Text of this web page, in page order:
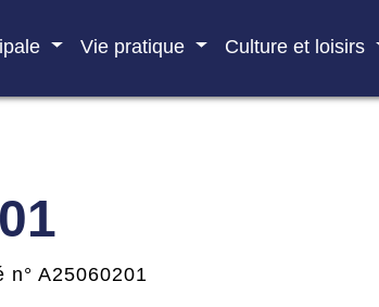
Vie pratique Culture et loisirs
n° A25060201